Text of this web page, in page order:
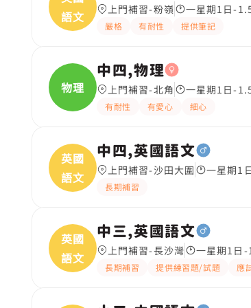
語文
上門補習-粉嶺 一星期1日-
嚴格 有耐性 提供筆記
物理
中四,物理
上門補習-北角 一星期1日-
有耐性 有愛心 細心
英國
語文
中四,英國語文
上門補習-沙田大圍 一星期1
長期補習
英國
語文
中三,英國語文
上門補習-長沙灣 一星期1日
長期補習 提供練習題/試題 應